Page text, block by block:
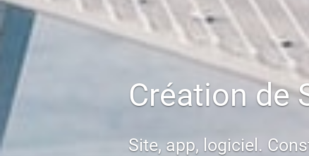
Création de
Site, app, logiciel.